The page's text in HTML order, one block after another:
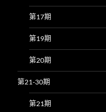
第17期
第19期
第20期
第21-30期
第21期